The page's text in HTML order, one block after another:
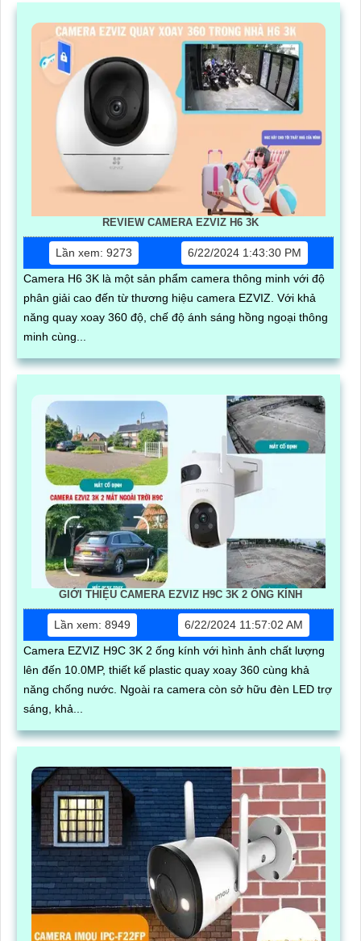
REVIEW CAMERA EZVIZ H6 3K
Lần xem: 9273
6/22/2024 1:43:30 PM
Camera H6 3K là một sản phẩm camera thông minh với độ
phân giải cao đến từ thương hiệu camera EZVIZ. Với khả
năng quay xoay 360 độ, chế độ ánh sáng hồng ngoại thông
minh cùng...
GIỚI THIỆU CAMERA EZVIZ H9C 3K 2 ỐNG KÍNH
Lần xem: 8949
6/22/2024 11:57:02 AM
Camera EZVIZ H9C 3K 2 ống kính với hình ảnh chất lượng
lên đến 10.0MP, thiết kế plastic quay xoay 360 cùng khả
năng chống nước. Ngoài ra camera còn sở hữu đèn LED trợ
sáng, khả...